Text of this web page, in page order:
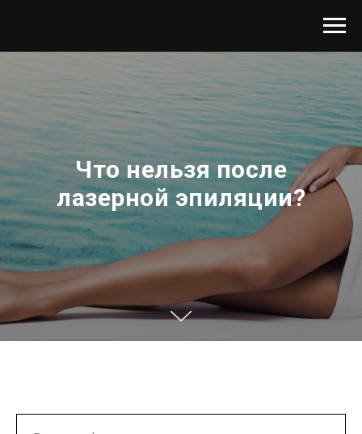
Что нельзя после
лазерной эпиляции?